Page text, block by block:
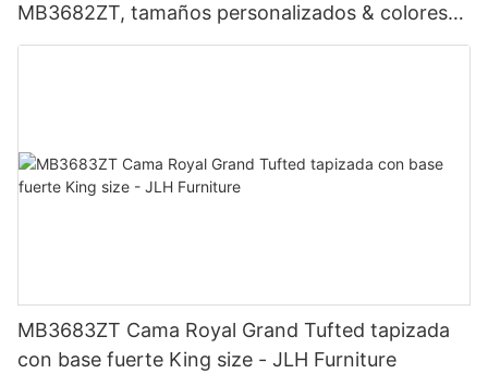
MB3682ZT, tamaños personalizados & colores
Precio de fábrica - Muebles JLH
MB3683ZT Cama Royal Grand Tufted tapizada
con base fuerte King size - JLH Furniture